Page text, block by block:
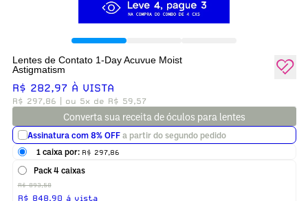
Lentes de Contato 1-Day Acuvue Moist
Astigmatism
R$ 282,97 À VISTA
R$ 297,86 | ou 5x de R$ 59,57
Converta sua receita de óculos para lentes
Assinatura com 8% OFFa partir do segundo pedido
1 caixa por: R$ 297,86
Pack 4 caixas
R$ 893,58
R$ 848,90 á vista